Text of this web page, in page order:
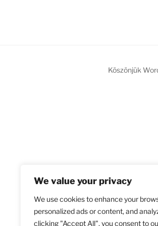
We value your privacy
We use cookies to enhance your
personalized ads or content, and
clicking "Accept All", you consent to
Köszönjük